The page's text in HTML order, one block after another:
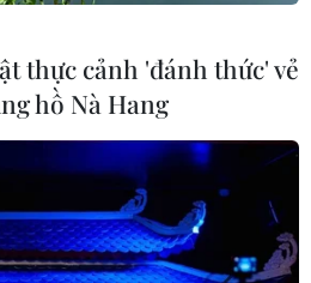
thực cảnh 'đánh thức' vẻ
hồ Nà Hang